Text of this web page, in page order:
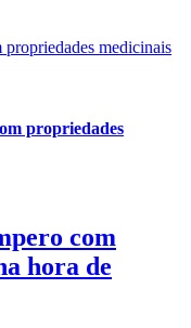
propriedades medicinais
propriedades
com
hora de